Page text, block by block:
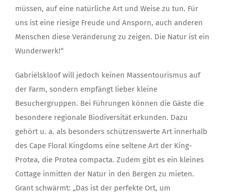
müssen, auf eine natürliche Art und Weise zu tun. Für
uns ist eine riesige Freude und Ansporn, auch anderen
Menschen diese Veränderung zu zeigen. Die Natur ist ein
Wunderwerk!“
Gabriëlskloof will jedoch keinen Massentourismus auf
der Farm, sondern empfängt lieber kleine
Besuchergruppen. Bei Führungen können die Gäste die
besondere regionale Biodiversität erkunden. Dazu
gehört u. a. als besonders schützenswerte Art innerhalb
des Cape Floral Kingdoms eine seltene Art der King-
Protea, die Protea compacta. Zudem gibt es ein kleines
Cottage inmitten der Natur in den Bergen zu mieten.
Grant schwärmt: „Das ist der perfekte Ort, um